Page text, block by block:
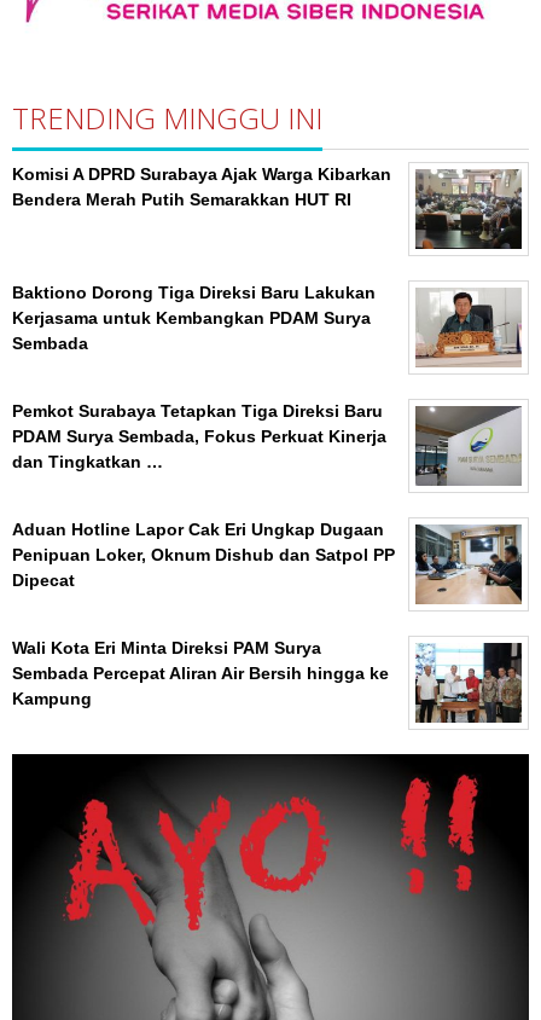
TRENDING MINGGU INI
Komisi A DPRD Surabaya Ajak Warga Kibarkan
Bendera Merah Putih Semarakkan HUT RI
Baktiono Dorong Tiga Direksi Baru Lakukan
Kerjasama untuk Kembangkan PDAM Surya
Sembada
Pemkot Surabaya Tetapkan Tiga Direksi Baru
PDAM Surya Sembada, Fokus Perkuat Kinerja
dan Tingkatkan …
Aduan Hotline Lapor Cak Eri Ungkap Dugaan
Penipuan Loker, Oknum Dishub dan Satpol PP
Dipecat
Wali Kota Eri Minta Direksi PAM Surya
Sembada Percepat Aliran Air Bersih hingga ke
Kampung